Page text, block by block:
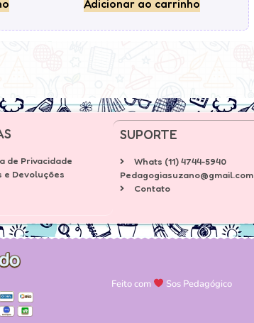
Adicionar ao carrinho
de Privacidade
e Devoluções
SUPORTE
Whats (11) 4744-5940
Pedagogiasuzano@gmail.com
Contato
Feito com Sos Pedagógico